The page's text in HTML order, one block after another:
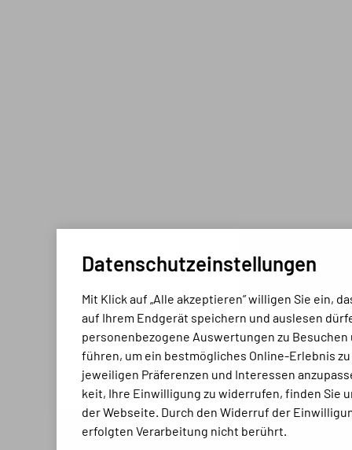
Datenschutz­einstellungen
Mit Klick auf „Alle akzeptieren” willigen Sie ein,
auf Ihrem Endgerät speichern und auslesen
personen­bezo­gene Aus­wertungen zu
führen, um ein bestmögli­ches Online-Erlebnis
jeweiligen Präferenzen und Inte­ressen
keit, Ihre Ein­willigung zu widerrufen, finden Sie
der Webseite. Durch den Widerruf der
erfolgten Verarbeitung nicht berührt.